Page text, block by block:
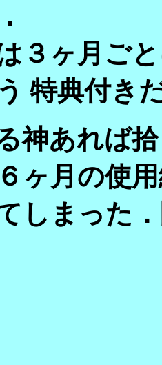
３ヶ月ご
特典付き
神あれば
ヶ月の使
しまった